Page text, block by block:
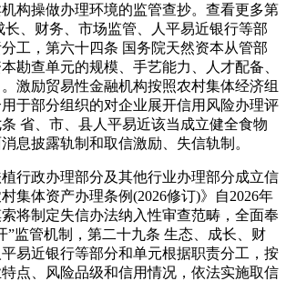
构操做办理环境的监管查抄。查看更多第
长、财务、市场监管、人平易近银行等部
工，第六十四条 国务院天然资本从管部
勘查单元的规模、手艺能力、人才配备、
激励贸易性金融机构按照农村集体经济组
于部分组织的对企业展开信用风险办理评
省、市、县人平易近该当成立健全食物
息披露轨制和取信激励、失信轨制。
政办理部分及其他行业办理部分成立信
集体资产办理条例(2026修订)》自2026年
将制定失信办法纳入性审查范畴，全面奉
”监管机制，第二十九条 生态、成长、财
易近银行等部分和单元根据职责分工，按
点、风险品级和信用情况，依法实施取信